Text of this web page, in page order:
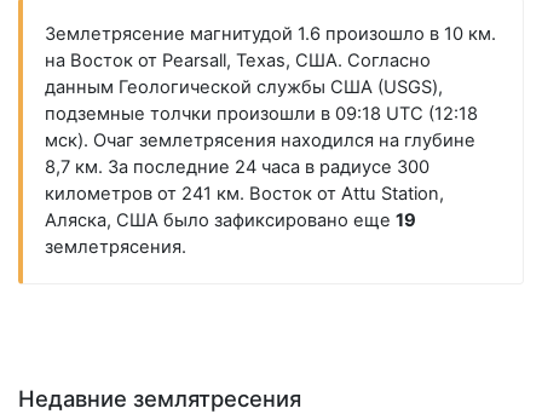
Землетрясение магнитудой 1.6 произошло в 10 км.
на Восток от Pearsall, Texas, США. Согласно
данным Геологической службы США (USGS),
подземные толчки произошли в 09:18 UTC (12:18
мск). Очаг землетрясения находился на глубине
8,7 км. За последние 24 часа в радиусе 300
километров от 241 км. Восток от Attu Station,
Аляска, США было зафиксировано еще 19
землетрясения.
Недавние землятресения